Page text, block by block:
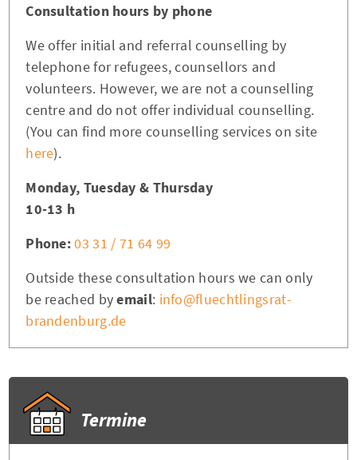
Consultation hours by phone
We offer initial and referral counselling by
telephone for refugees, counsellors and
volunteers. However, we are not a counselling
centre and do not offer individual counselling.
(You can find more counselling services on site
here).
Monday, Tuesday & Thursday
10-13 h
Phone:03 31 / 71 64 99
Outside these consultation hours we can only
be reached byemail: info@fluechtlingsrat-
brandenburg.de
Termine